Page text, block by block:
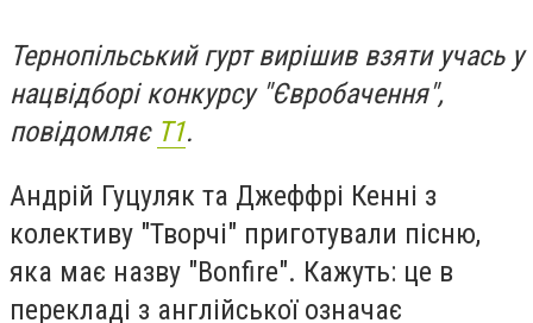
Тернопільський гурт вирішив взяти учась у
нацвідборіконкурсу "Євробачення",
повідомляє Т1.
Андрій Гуцуляк та Джеффрі Кенні з
колективу "Творчі" приготували пісню,
яка має назву "Bonfire". Кажуть: це в
перекладі з англійської означає